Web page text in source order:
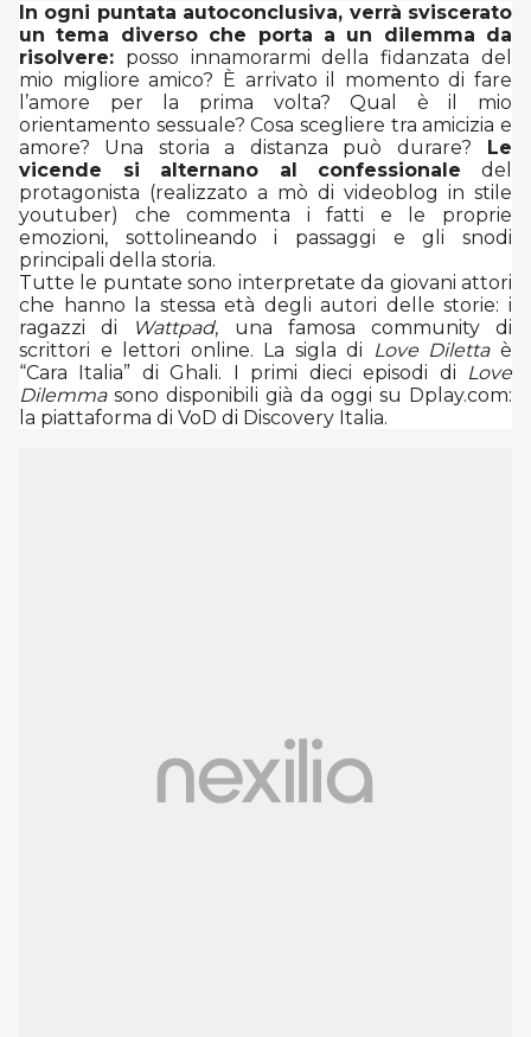
In ogni puntata autoconclusiva, verrà sviscerato
un tema diverso che porta a un dilemma da
risolvere: posso innamorarmi della fidanzata del
mio migliore amico? È arrivato il momento di fare
l’amore per la prima volta? Qual è il mio
orientamento sessuale? Cosa scegliere tra amicizia e
amore? Una storia a distanza può durare?
Le
vicende si alternano al confessionale del
protagonista (realizzato a mò di videoblog in stile
youtuber) che commenta i fatti e le proprie
emozioni, sottolineando i passaggi e gli snodi
principali della storia.
Tutte le puntate sono interpretate da giovani attori
che hanno la stessa età degli autori delle storie: i
ragazzi di
Wattpad, una famosa community di
scrittori e lettori online. La sigla di Love Dilettaè
“Cara Italia” di Ghali. I primi dieci episodi di
Love
Dilemmasono disponibili già da oggi su Dplay.com:
la piattaforma di VoD di Discovery Italia.